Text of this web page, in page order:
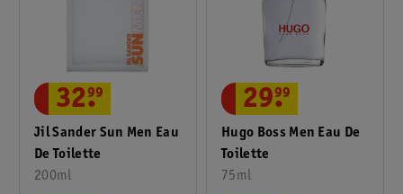
Jil Sander Sun Men Eau
De Toilette
200ml
32.
99
Hugo Boss Men Eau De
Toilette
75ml
29.
99